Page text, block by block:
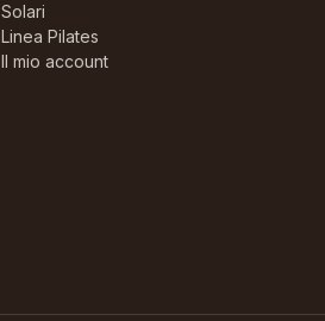
Solari
Linea Pilates
Il mio account